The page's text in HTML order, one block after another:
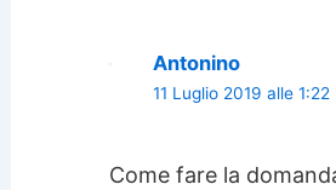
Antonino
11 Luglio 2019 alle 1:22
Come fare la